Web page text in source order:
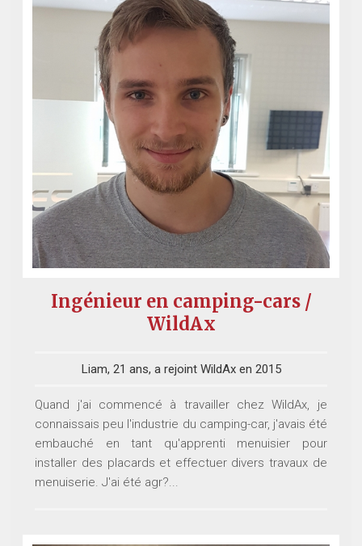
Ingénieur en camping-cars /
WildAx
Liam, 21 ans, a rejoint WildAx en 2015
Quand j'ai commencé à travailler chez WildAx, je
connaissais peu l'industrie du camping-car, j'avais été
embauché en tant qu'apprenti menuisier pour
installer des placards et effectuer divers travaux de
menuiserie. J'ai été agr?...